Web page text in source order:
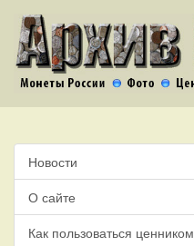
Новости
О сайте
Как пользоваться ценником